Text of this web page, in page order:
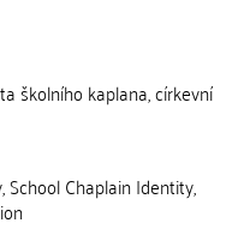
školního kaplana, církevní
School Chaplain Identity,